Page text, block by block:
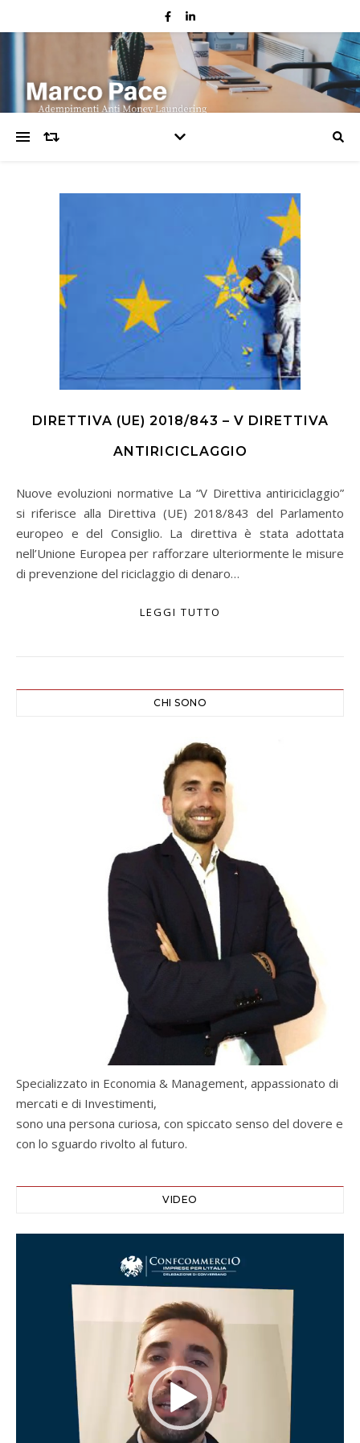
DIRETTIVA (UE) 2018/843 – V DIRETTIVA
ANTIRICICLAGGIO
Nuove evoluzioni normative La “V Direttiva antiriciclaggio”
si riferisce alla Direttiva (UE) 2018/843 del Parlamento
europeo e del Consiglio. La direttiva è stata adottata
nell’Unione Europea per rafforzare ulteriormente le misure
di prevenzione del riciclaggio di denaro…
LEGGI TUTTO
CHI SONO
Specializzato in Economia & Management, appassionato di
mercati e di Investimenti,
sono una persona curiosa, con spiccato senso del dovere e
con lo sguardo rivolto al futuro.
VIDEO